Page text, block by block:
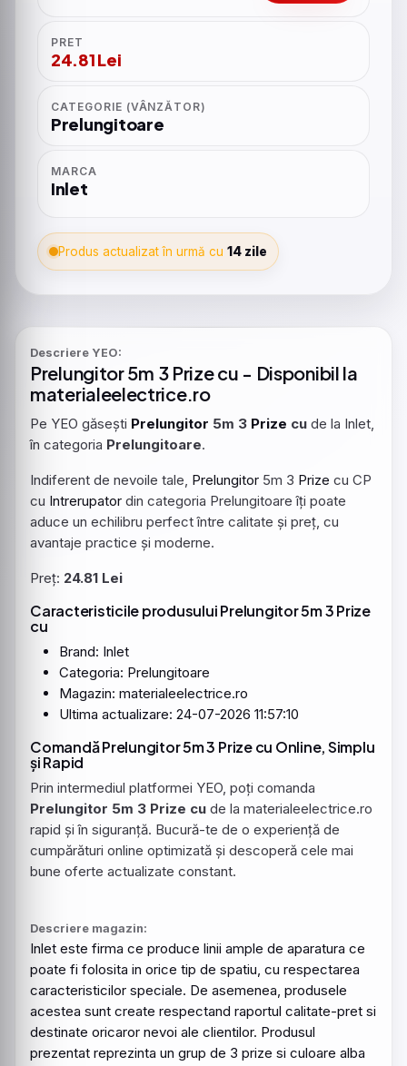
PRET
24.81 Lei
CATEGORIE (VÂNZĂTOR)
Prelungitoare
MARCA
Inlet
Produs actualizat în urmă cu 14 zile
Descriere YEO:
Prelungitor5m 3 Prizecu - Disponibil la
materialeelectrice.ro
Pe YEO găsești Prelungitor 5m 3 Prize cu de la Inlet,
în categoria Prelungitoare.
Indiferent de nevoile tale, Prelungitor 5m 3 Prize cu CP
cu Intrerupator din categoria Prelungitoare îți poate
aduce un echilibru perfect între calitate și preț, cu
avantaje practice și moderne.
Preț: 24.81 Lei
Caracteristicile produsului Prelungitor 5m 3 Prize
cu
Brand: Inlet
Categoria: Prelungitoare
Magazin: materialeelectrice.ro
Ultima actualizare: 24-07-2026 11:57:10
Comandă Prelungitor 5m 3 Prize cu Online, Simplu
și Rapid
Prin intermediul platformei YEO, poți comanda
Prelungitor 5m 3 Prize cu de la materialeelectrice.ro
rapid și în siguranță. Bucură-te de o experiență de
cumpărături online optimizată și descoperă cele mai
bune oferte actualizate constant.
Descriere magazin:
Inlet este firma ce produce linii ample de aparatura ce
poate fi folosita in orice tip de spatiu, cu respectarea
caracteristicilor speciale. De asemenea, produsele
acestea sunt create respectand raportul calitate-pret si
destinate oricaror nevoi ale clientilor. Produsul
prezentat reprezinta un grup de 3 prize si culoare alba